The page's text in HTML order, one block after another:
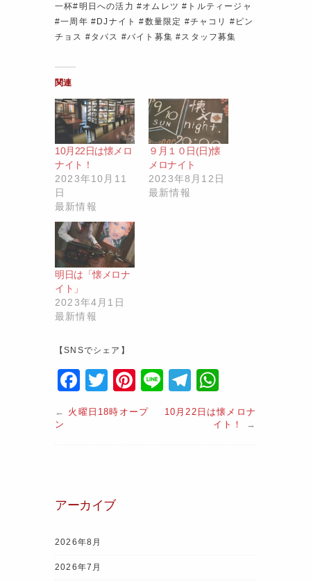
一杯#明日への活力 #オムレツ #トルティージャ
#一周年 #DJナイト #数量限定 #チャコリ #ピン
チョス #タパス #バイト募集 #スタッフ募集
関連
10月22日は懐メロ
ナイト！
2023年10月11
日
最新情報
９月１０日(日)懐
メロナイト
2023年8月12日
最新情報
明日は「懐メロナ
イト」
2023年4月1日
最新情報
【SNSでシェア】
F
a
c
o
k
T
w
itt
Pi
nt
er
Li
n
e
T
el
e
h
at
← 火曜日18時オープ
ン
10月22日は懐メロナ
イト！
→
アーカイブ
2026年8月
2026年7月